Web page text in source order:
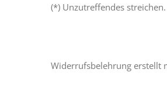
(*) Unzutreffendes streichen.
Widerrufsbelehrung erstellt